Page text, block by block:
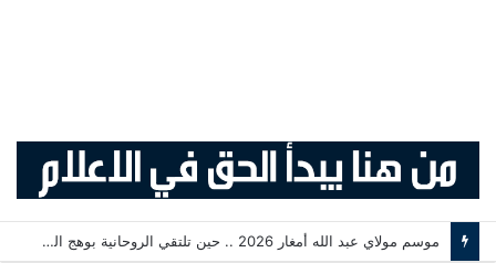
موسم مولاي عبد الله أمغار 2026 .. حين تلتقي الروحانية بوهج التبوريدة وسحر التراث المغربي